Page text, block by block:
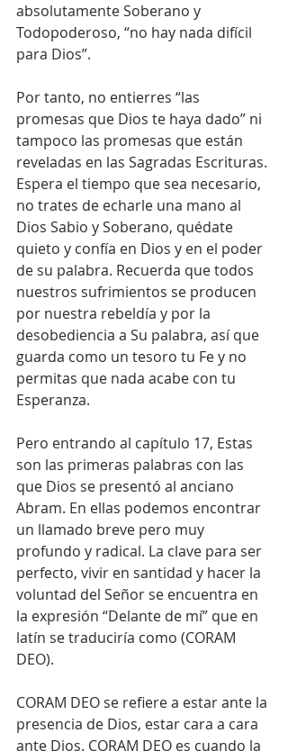
absolutamente Soberano y
Todopoderoso, “no hay nada difícil
para Dios”.
Por tanto, no entierres “las
promesas que Dios te haya dado” ni
tampoco las promesas que están
reveladas en las Sagradas Escrituras.
Espera el tiempo que sea necesario,
no trates de echarle una mano al
Dios Sabio y Soberano, quédate
quieto y confía en Dios y en el poder
de su palabra. Recuerda que todos
nuestros sufrimientos se producen
por nuestra rebeldía y por la
desobediencia a Su palabra, así que
guarda como un tesoro tu Fe y no
permitas que nada acabe con tu
Esperanza.
Pero entrando al capítulo 17, Estas
son las primeras palabras con las
que Dios se presentó al anciano
Abram. En ellas podemos encontrar
un llamado breve pero muy
profundo y radical. La clave para ser
perfecto, vivir en santidad y hacer la
voluntad del Señor se encuentra en
la expresión “Delante de mí” que en
latín se traduciría como (CORAM
DEO).
CORAM DEO se refiere a estar ante la
presencia de Dios, estar cara a cara
ante Dios. CORAM DEO es cuando la